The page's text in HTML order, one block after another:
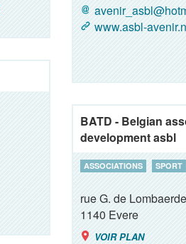
www.asbl-
BATD - Belgian
development asbl
ASSOCIATIONS SPORT
rue G. de
1140Evere
VOIR PLAN